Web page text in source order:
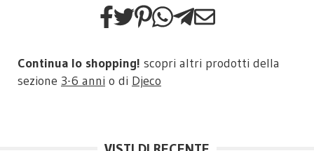
Continua lo shopping! scopri altri prodotti della
sezione 3-6 anni o di Djeco